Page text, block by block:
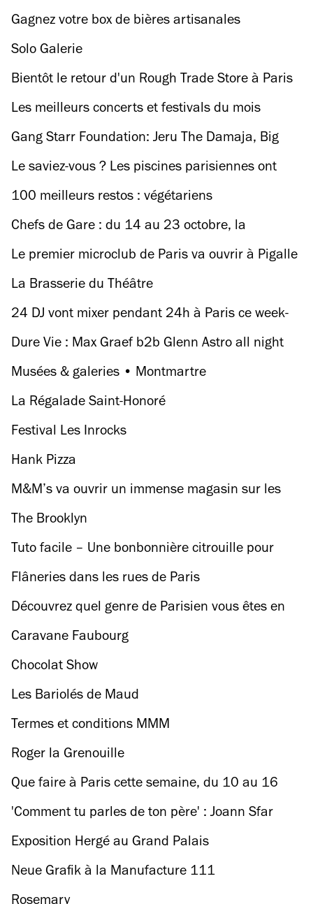
Gagnez votre box de bières artisanales
françaises !
Solo Galerie
Bientôt le retour d'un Rough Trade Store à Paris
?Les meilleurs concerts et festivals du mois
d'octobre
Gang Starr Foundation: Jeru The Damaja, Big
Shug, Afu-Ra + Chevalien
Le saviez-vous ? Les piscines parisiennes ont
perdu un degré
100 meilleurs restos : végétariens
Chefs de Gare : du 14 au 23 octobre, la
gastronomie se déguste en gare
Le premier microclub de Paris va ouvrir à Pigalle
La Brasserie du Théâtre
24 DJ vont mixer pendant 24h à Paris ce week-
end
Dure Vie : Max Graef b2b Glenn Astro all night
long
Musées & galeries • Montmartre
La Régalade Saint-Honoré
Festival Les Inrocks
Hank Pizza
M&M’s va ouvrir un immense magasin sur les
Champs-Elysées
The Brooklyn
Tuto facile – Une bonbonnière citrouille pour
Halloween
Flâneries dans les rues de Paris
Découvrez quel genre de Parisien vous êtes en
répondant à nos questions !
Caravane Faubourg
Chocolat Show
Les Bariolés de Maud
Termes et conditions MMM
Roger la Grenouille
Que faire à Paris cette semaine, du 10 au 16
octobre ?
'Comment tu parles de ton père' : Joann Sfar
sans fard
Exposition Hergé au Grand Palais
Neue Grafik à la Manufacture 111